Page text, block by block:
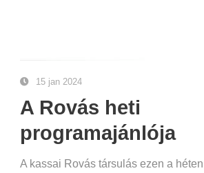
15 jan 2024
A Rovás heti
programajánlója
A kassai Rovás társulás ezen a